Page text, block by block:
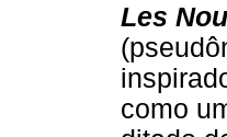
Les
como